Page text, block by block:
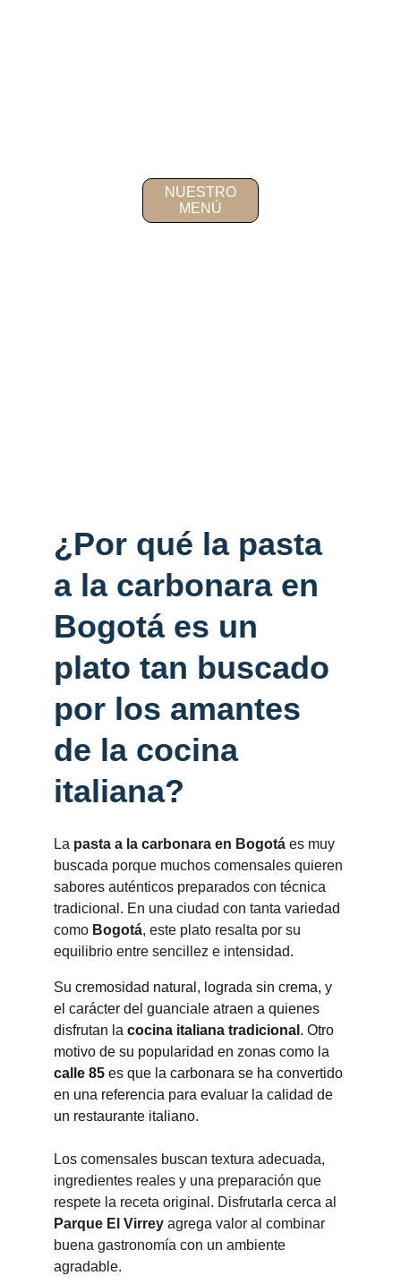
NUESTRO
MENÚ
¿Por qué la pasta
a la carbonara en
Bogotá es un
plato tan buscado
por los amantes
de la cocina
italiana?
La pasta a la carbonara en Bogotá es muy
buscada porque muchos comensales quieren
sabores auténticos preparados con técnica
tradicional. En una ciudad con tanta variedad
como Bogotá, este plato resalta por su
equilibrio entre sencillez e intensidad.
Su cremosidad natural, lograda sin crema, y
el carácter del guanciale atraen a quienes
disfrutan la cocina italiana tradicional . Otro
motivo de su popularidad en zonas como la
calle 85 es que la carbonara se ha convertido
en una referencia para evaluar la calidad de
un restaurante italiano.
Los comensales buscan textura adecuada,
ingredientes reales y una preparación que
respete la receta original. Disfrutarla cerca al
Parque El Virrey agrega valor al combinar
buena gastronomía con un ambiente
agradable.